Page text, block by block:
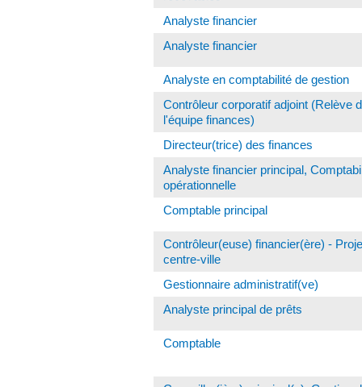
Analyste financier
Analyste financier
Analyste en comptabilité de gestion
Contrôleur corporatif adjoint (Relève
l'équipe finances)
Directeur(trice) des finances
Analyste financier principal,
opérationnelle
Comptable principal
Contrôleur(euse) financier(ère) -
centre-ville
Gestionnaire administratif(ve)
Analyste principal de prêts
Comptable